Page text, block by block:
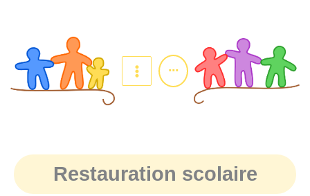
...
Restauration scolaire